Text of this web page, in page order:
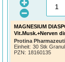
MAGNESIUM
Vit.Musk.+Nerven
Protina
Einheit: 30 Stk
PZN: 18160135